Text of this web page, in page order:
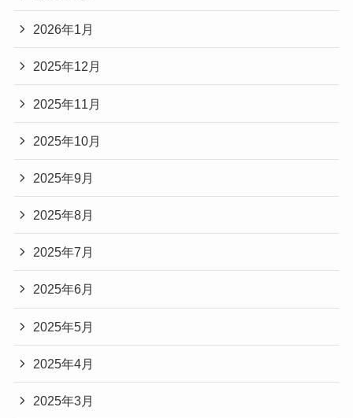
2026年1月
2025年12月
2025年11月
2025年10月
2025年9月
2025年8月
2025年7月
2025年6月
2025年5月
2025年4月
2025年3月